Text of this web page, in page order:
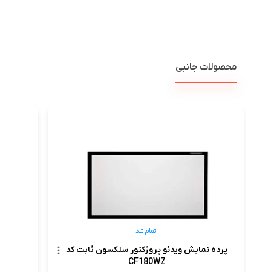
محصولات جانبی
پرده نمایش ویدئو پروژکتور سلکسون ثابت کد
CF180WZ
تمام شد